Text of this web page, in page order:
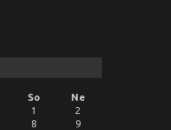
So Ne
1
2
8
9